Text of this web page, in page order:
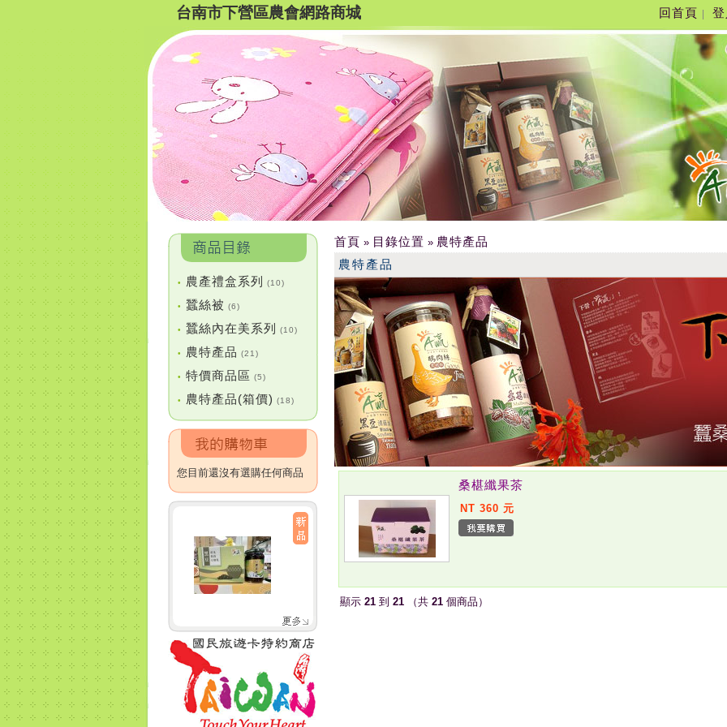
台南市下營區農會網路商城 回首頁
• 農產禮盒系列 (10)
• 蠶絲被 (6)
• 蠶絲內在美系列 (10)
• 農特產品 (21)
• 特價商品區 (5)
• 農特產品(箱價) (18)
您目前還沒有選購任何商品
首頁 » 目錄位置 » 農特產品
農特產品
桑椹纖果茶
NT 360 元
顯示 21 到 21 （共 21 個商品）